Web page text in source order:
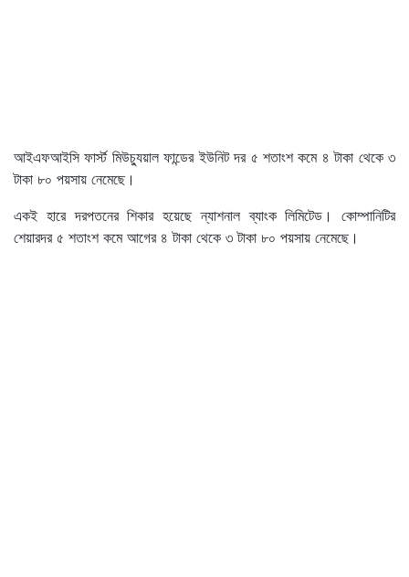
আইএফআইসি ফার্স্ট মিউচ্যুয়াল ফান্ডের ইউনিট দর ৫ শতাংশ কমে ৪ টাকা থেকে ৩
টাকা ৮০ পয়সায় নেমেছে।
একই হারে দরপতনের শিকার হয়েছে ন্যাশনাল ব্যাংক লিমিটেড। কোম্পানিটির
শেয়ারদর ৫ শতাংশ কমে আগের ৪ টাকা থেকে ৩ টাকা ৮০ পয়সায় নেমেছে।